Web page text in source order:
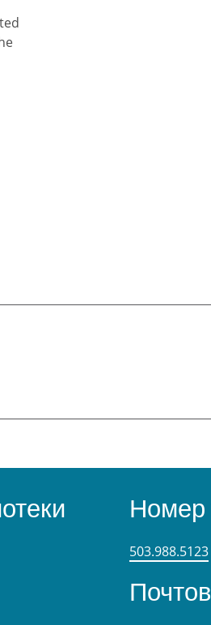
Номер
503.988.5123